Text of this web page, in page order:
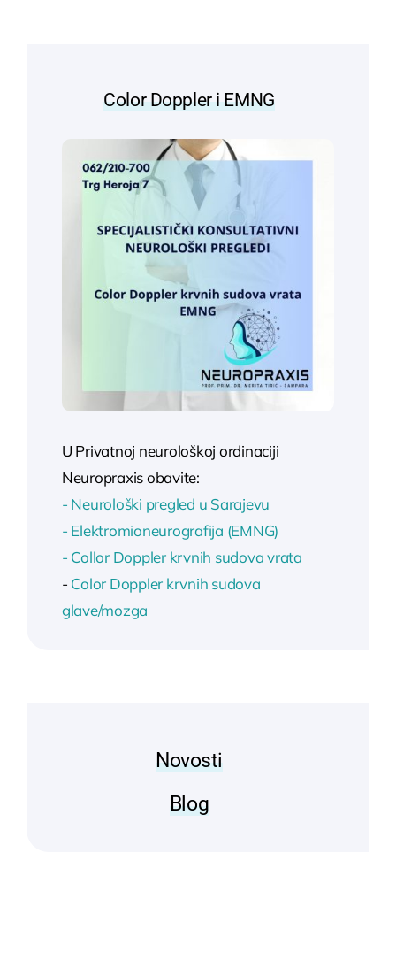
Color Doppler i EMNG
U Privatnoj neurološkoj ordinaciji
Neuropraxis obavite:
- Neurološki pregled u Sarajevu
- Elektromioneurografija (EMNG)
- Collor Doppler krvnih sudova vrata
- Color Doppler krvnih sudova
glave/mozga
Novosti
Blog